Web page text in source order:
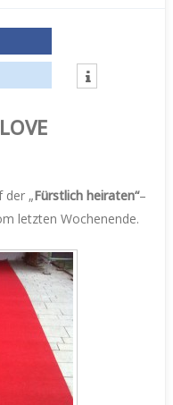
der „Fürstlich heiraten“–
letzten Wochenende.